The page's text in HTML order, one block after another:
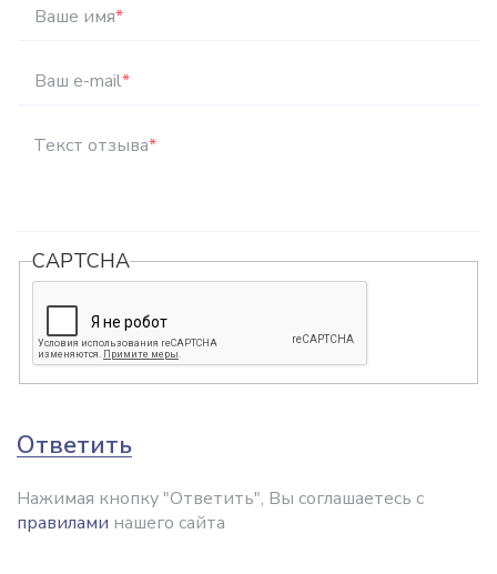
Ваше имя*
Ваш e-mail*
Текст отзыва*
CAPTCHA
Ответить
Нажимая кнопку "Ответить", Вы соглашаетесь с
правилами нашего сайта